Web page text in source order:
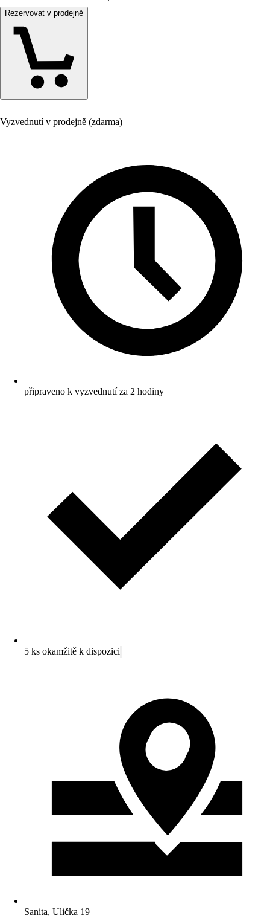
Rezervovat v prodejně
Vyzvednutí v prodejně (zdarma)
připraveno k vyzvednutí za 2 hodiny
5 ks okamžitě k dispozici
Sanita, Ulička 19